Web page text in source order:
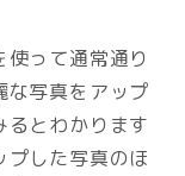
って通常通り
な写真をアップ
るとわかります
プした写真のほ